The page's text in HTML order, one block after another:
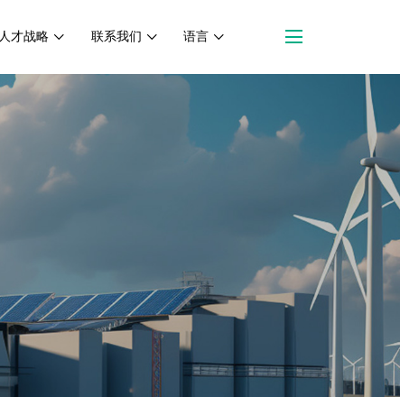
人才战略 联系我们 语言